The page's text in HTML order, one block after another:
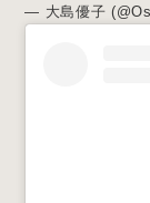
— 大島優子